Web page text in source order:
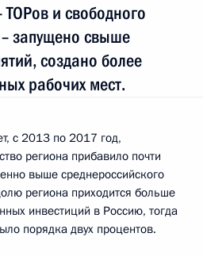
и свободного
запущено свыше
создано более
рабочих мест.
с 2013 по 2017 год,
региона прибавило почти
выше среднероссийского
региона приходится больше
инвестиций в Россию, тогда
порядка двух процентов.